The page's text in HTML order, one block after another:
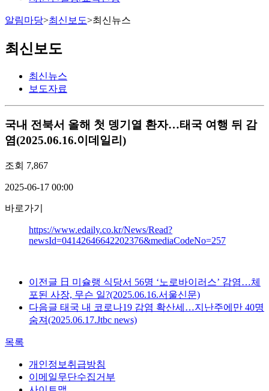
알림마당>최신보도>최신뉴스
최신보도
최신뉴스
보도자료
국내 전북서 올해 첫 뎅기열 환자…태국 여행 뒤 감
염(2025.06.16.이데일리)
조회 7,867
2025-06-17 00:00
바로가기
https://www.edaily.co.kr/News/Read?
newsId=04142646642202376&mediaCodeNo=257
이전글 日 미슐랭 식당서 56명 ‘노로바이러스’ 감염…체
포된 사장, 무슨 일?(2025.06.16.서울신문)
다음글 태국 내 코로나19 감염 확산세…지난주에만 40명
숨져(2025.06.17.Jtbc news)
목록
개인정보취급방침
이메일무단수집거부